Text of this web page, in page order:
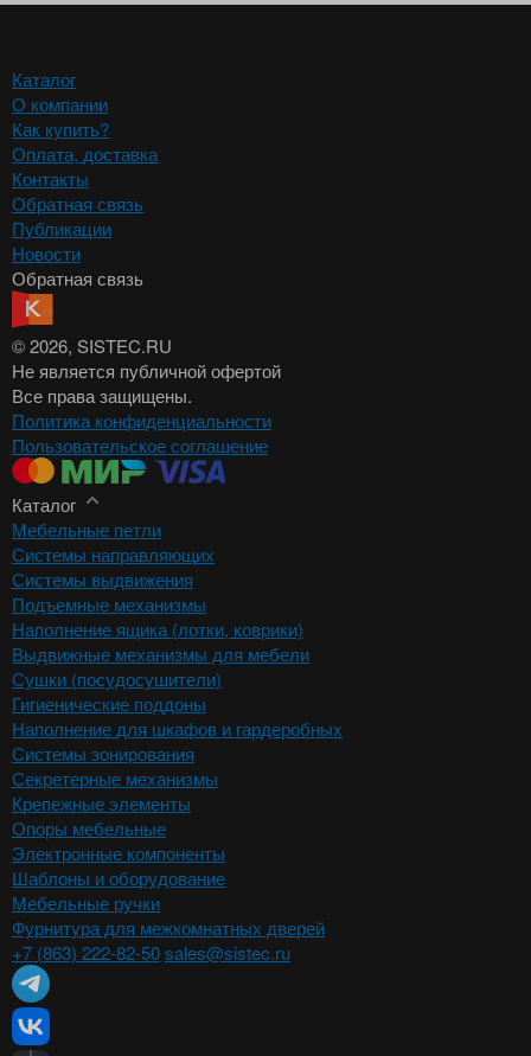
Каталог
О компании
Как купить?
Оплата, доставка
Контакты
Обратная связь
Публикации
Новости
Обратная связь
© 2026, SISTEC.RU
Не является публичной офертой
Все права защищены.
Политика конфиденциальности
Пользовательское соглашение
Каталог
Мебельные петли
Системы направляющих
Системы выдвижения
Подъемные механизмы
Наполнение ящика (лотки, коврики)
Выдвижные механизмы для мебели
Сушки (посудосушители)
Гигиенические поддоны
Наполнение для шкафов и гардеробных
Системы зонирования
Секретерные механизмы
Крепежные элементы
Опоры мебельные
Электронные компоненты
Шаблоны и оборудование
Мебельные ручки
Фурнитура для межкомнатных дверей
+7 (863) 222-82-50sales@sistec.ru